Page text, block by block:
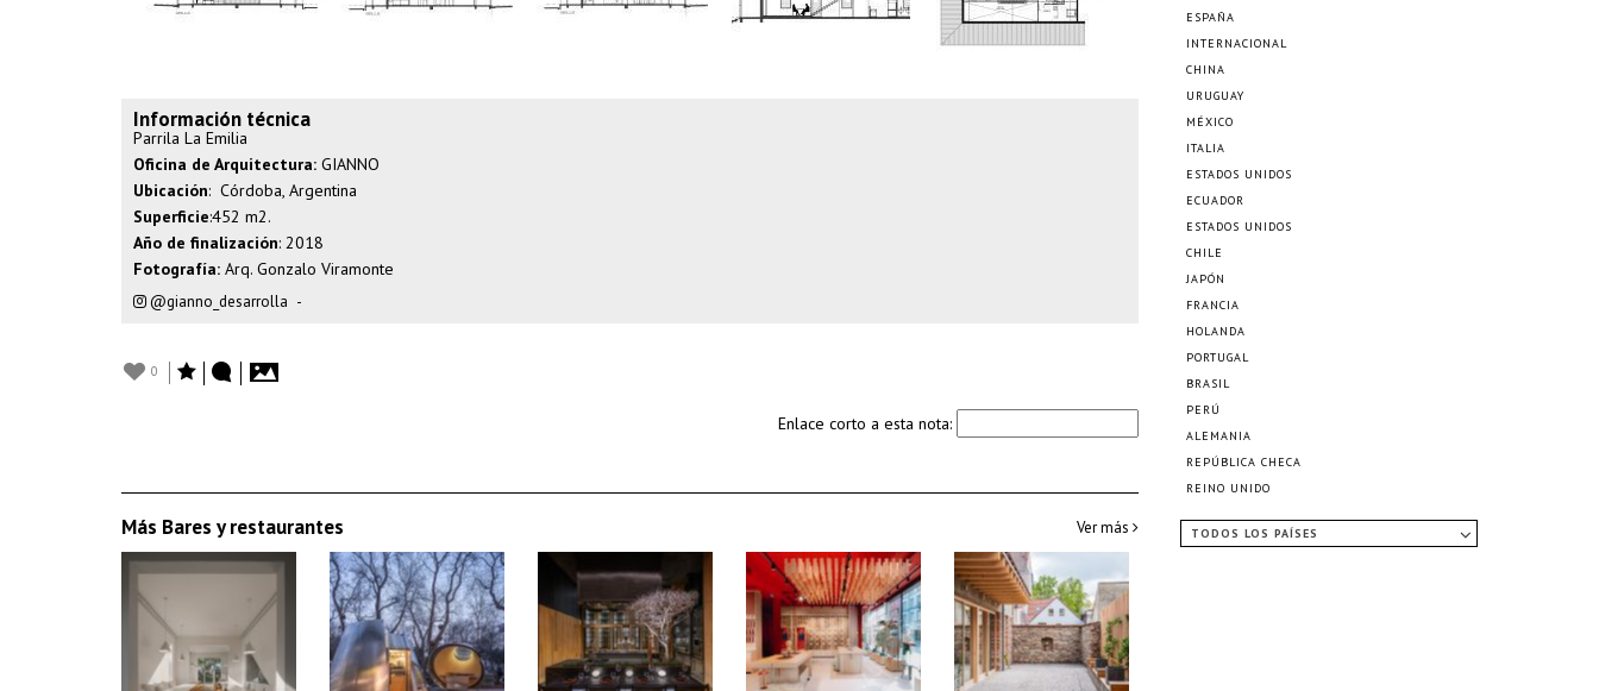
Información técnica
Parrila La Emilia
Oficina de Arquitectura: GIANNO
Ubicación: Córdoba, Argentina
Superficie:452 m2.
Año de finalización: 2018
Fotografía: Arq. Gonzalo Viramonte
@gianno_desarrolla -
0
Enlace corto a esta nota:
Más Bares y restaurantes Ver más
ESPAÑA
INTERNACIONAL
CHINA
URUGUAY
MÉXICO
ITALIA
ESTADOS UNIDOS
ECUADOR
ESTADOS UNIDOS
CHILE
JAPÓN
FRANCIA
HOLANDA
PORTUGAL
BRASIL
PERÚ
ALEMANIA
REPÚBLICA CHECA
REINO UNIDO
TODOS LOS PAÍSES